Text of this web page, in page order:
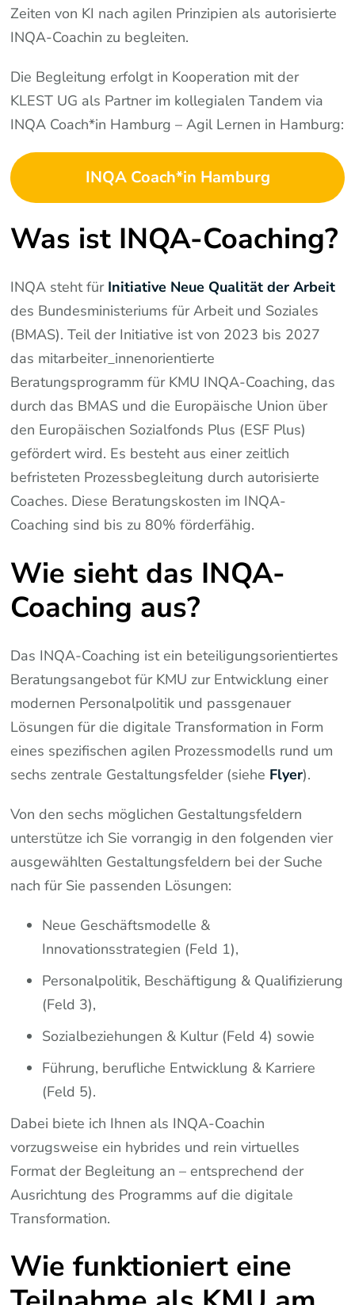
Zeiten von KI nach agilen Prinzipien als autorisierte
INQA-Coachin zu begleiten.
Die Begleitung erfolgt in Kooperation mit der
KLEST UG als Partner im kollegialen Tandem via
INQA Coach*in Hamburg – Agil Lernen in Hamburg:
INQA Coach*in Hamburg
Was ist INQA-Coaching?
INQA steht für Initiative Neue Qualität der Arbeit
des Bundesministeriums für Arbeit und Soziales
(BMAS). Teil der Initiative ist von 2023 bis 2027
das mitarbeiter_innenorientierte
Beratungsprogramm für KMU INQA-Coaching, das
durch das BMAS und die Europäische Union über
den Europäischen Sozialfonds Plus (ESF Plus)
gefördert wird. Es besteht aus einer zeitlich
befristeten Prozessbegleitung durch autorisierte
Coaches. Diese Beratungskosten im INQA-
Coaching sind bis zu 80% förderfähig.
Wie sieht das INQA-
Coaching aus?
Das INQA-Coaching ist ein beteiligungsorientiertes
Beratungsangebot für KMU zur Entwicklung einer
modernen Personalpolitik und passgenauer
Lösungen für die digitale Transformation in Form
eines spezifischen agilen Prozessmodells rund um
sechs zentrale Gestaltungsfelder (siehe Flyer).
Von den sechs möglichen Gestaltungsfeldern
unterstütze ich Sie vorrangig in den folgenden vier
ausgewählten Gestaltungsfeldern bei der Suche
nach für Sie passenden Lösungen:
Neue Geschäftsmodelle &
Innovationsstrategien (Feld 1),
Personalpolitik, Beschäftigung & Qualifizierung
(Feld 3),
Sozialbeziehungen & Kultur (Feld 4) sowie
Führung, berufliche Entwicklung & Karriere
(Feld 5).
Dabei biete ich Ihnen als INQA-Coachin
vorzugsweise ein hybrides und rein virtuelles
Format der Begleitung an – entsprechend der
Ausrichtung des Programms auf die digitale
Transformation.
Wie funktioniert eine